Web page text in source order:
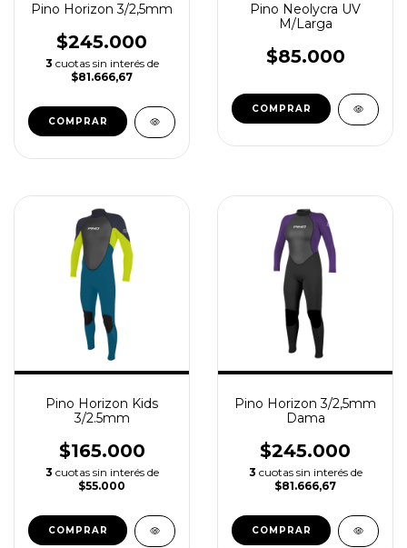
Pino Horizon 3/2,5mm
$245.000
3 cuotas sin interés de
$81.666,67
COMPRAR
Pino Neolycra UV
M/Larga
$85.000
COMPRAR
Pino Horizon Kids
3/2.5mm
$165.000
3 cuotas sin interés de
$55.000
COMPRAR
Pino Horizon 3/2,5mm
Dama
$245.000
3 cuotas sin interés de
$81.666,67
COMPRAR